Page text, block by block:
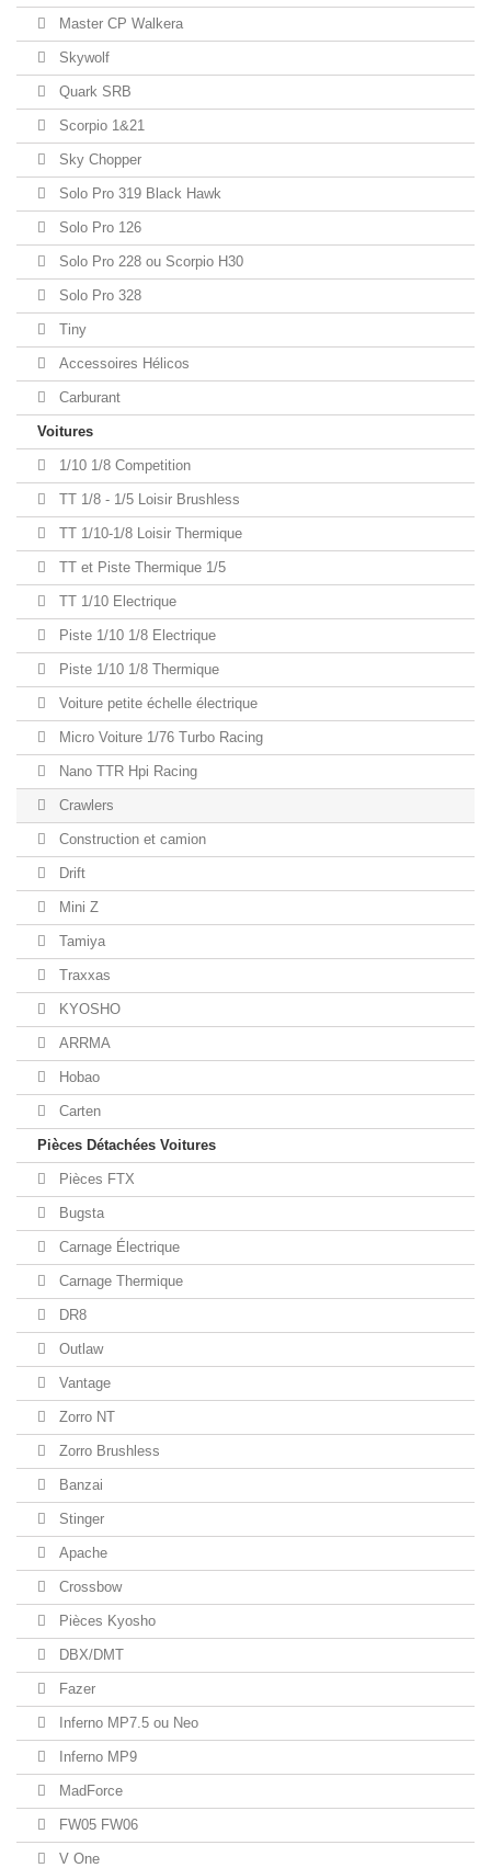
Master CP Walkera
Skywolf
Quark SRB
Scorpio 1&21
Sky Chopper
Solo Pro 319 Black Hawk
Solo Pro 126
Solo Pro 228 ou Scorpio H30
Solo Pro 328
Tiny
Accessoires Hélicos
Carburant
Voitures
1/10 1/8 Competition
TT 1/8 - 1/5 Loisir Brushless
TT 1/10-1/8 Loisir Thermique
TT et Piste Thermique 1/5
TT 1/10 Electrique
Piste 1/10 1/8 Electrique
Piste 1/10 1/8 Thermique
Voiture petite échelle électrique
Micro Voiture 1/76 Turbo Racing
Nano TTR Hpi Racing
Crawlers
Construction et camion
Drift
Mini Z
Tamiya
Traxxas
KYOSHO
ARRMA
Hobao
Carten
Pièces Détachées Voitures
Pièces FTX
Bugsta
Carnage Électrique
Carnage Thermique
DR8
Outlaw
Vantage
Zorro NT
Zorro Brushless
Banzai
Stinger
Apache
Crossbow
Pièces Kyosho
DBX/DMT
Fazer
Inferno MP7.5 ou Neo
Inferno MP9
MadForce
FW05 FW06
V One